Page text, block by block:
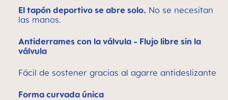
El tapón deportivo se abre solo. No se necesitan
las manos.
Antiderrames con la válvula - Flujo libre sin la
válvula
Fácil de sostener gracias al agarre antideslizante
Forma curvada única